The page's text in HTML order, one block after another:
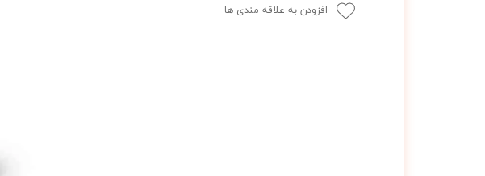
افزودن به علاقه مندی ها